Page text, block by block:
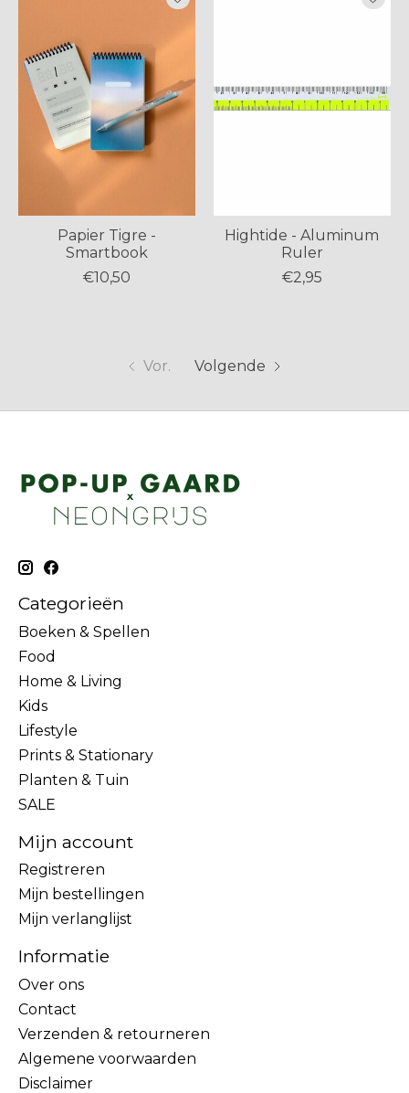
Papier Tigre -
Smartbook
€10,50
Hightide - Aluminum
Ruler
€2,95
Vor. Volgende
Categorieën
Boeken & Spellen
Food
Home & Living
Kids
Lifestyle
Prints & Stationary
Planten & Tuin
SALE
Mijn account
Registreren
Mijn bestellingen
Mijn verlanglijst
Informatie
Over ons
Contact
Verzenden & retourneren
Algemene voorwaarden
Disclaimer